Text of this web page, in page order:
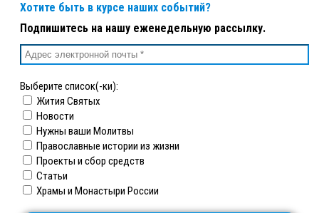
Хотите быть в курсе наших событий?
Подпишитесь на нашу еженедельную рассылку.
Выберите список(-ки):
Жития Святых
Новости
Нужны ваши Молитвы
Православные истории из жизни
Проекты и сбор средств
Статьи
Храмы и Монастыри России